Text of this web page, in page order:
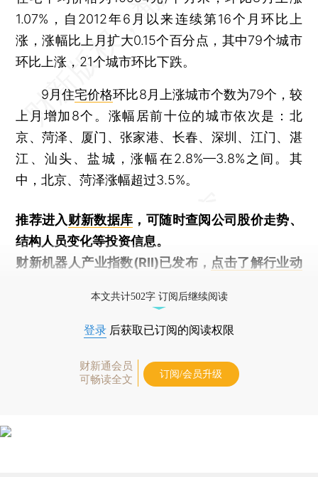
1.07%，自2012年6月以来连续第16个月环比上
涨，涨幅比上月扩大0.15个百分点，其中79个城市
环比上涨，21个城市环比下跌。
9月住宅价格环比8月上涨城市个数为79个，较
上月增加8个。涨幅居前十位的城市依次是：北
京、菏泽、厦门、张家港、长春、深圳、江门、湛
江、汕头、盐城，涨幅在2.8%—3.8%之间。其
中，北京、菏泽涨幅超过3.5%。
推荐进入财新数据库 ，可随时查阅公司股价走势、
结构人员变化等投资信息。
财新机器人产业指数(RII)已发布， 点击了解行业动
本文共计502字 订阅后继续阅读
登录 后获取已订阅的阅读权限
财新通会员
可畅读全文
订阅/会员升级